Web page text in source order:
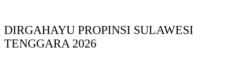
DIRGAHAYU PROPINSI SULAWESI
TENGGARA 2026